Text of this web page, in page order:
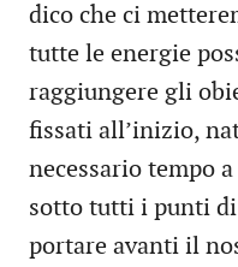
dico che ci
tutte le energie
raggiungere gli
fissati all’inizio,
necessario tempo
sotto tutti i punti
portare avanti il